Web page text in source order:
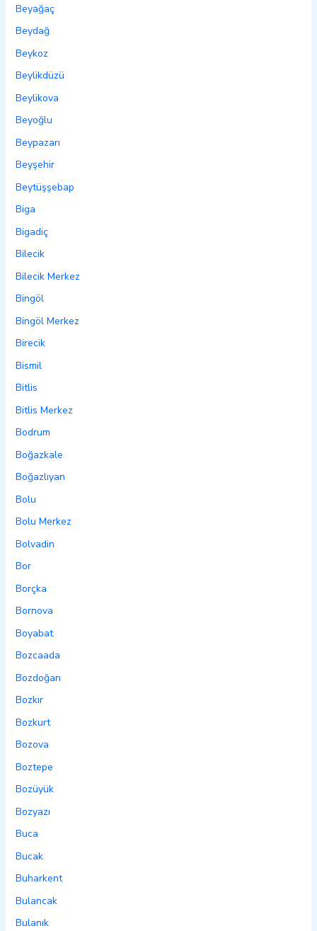
Beyağaç
Beydağ
Beykoz
Beylikdüzü
Beylikova
Beyoğlu
Beypazarı
Beyşehir
Beytüşşebap
Biga
Bigadiç
Bilecik
Bilecik Merkez
Bingöl
Bingöl Merkez
Birecik
Bismil
Bitlis
Bitlis Merkez
Bodrum
Boğazkale
Boğazlıyan
Bolu
Bolu Merkez
Bolvadin
Bor
Borçka
Bornova
Boyabat
Bozcaada
Bozdoğan
Bozkır
Bozkurt
Bozova
Boztepe
Bozüyük
Bozyazı
Buca
Bucak
Buharkent
Bulancak
Bulanık